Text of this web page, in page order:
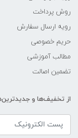
روش پرداخت
رویه ارسال سفارش
حریم خصوصی
مطالب آموزشی
تضمین اصالت
از تخفیف‌ها و